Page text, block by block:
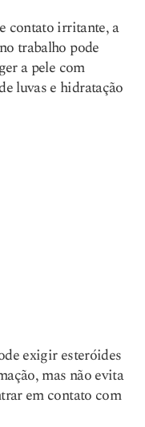
contato irritante, a
trabalho pode
a pele com
luvas e hidratação
exigir esteróides
mas não evita
em contato com